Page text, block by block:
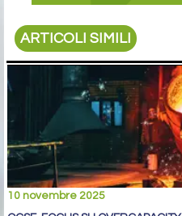
ARTICOLI SIMILI
10 novembre 2025